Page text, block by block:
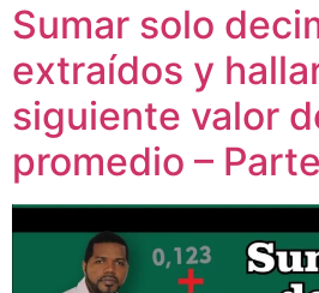
Sumar solo
extraídos y
siguiente valor
promedio –